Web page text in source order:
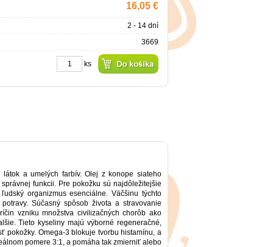
16,05 €
2 - 14 dní
3669
ks
a umelých farbív. Olej z konope siateho
funkcii. Pre pokožku sú najdôležitejšie
organizmus esenciálne. Väčšinu týchto
Súčasný spôsob života a stravovanie
vzniku množstva civilizačných chorôb ako
Tieto kyseliny majú výborné regeneračné,
pokožky. Omega-3 blokuje tvorbu histamínu, a
pomere 3:1, a pomáha tak zmierniť alebo